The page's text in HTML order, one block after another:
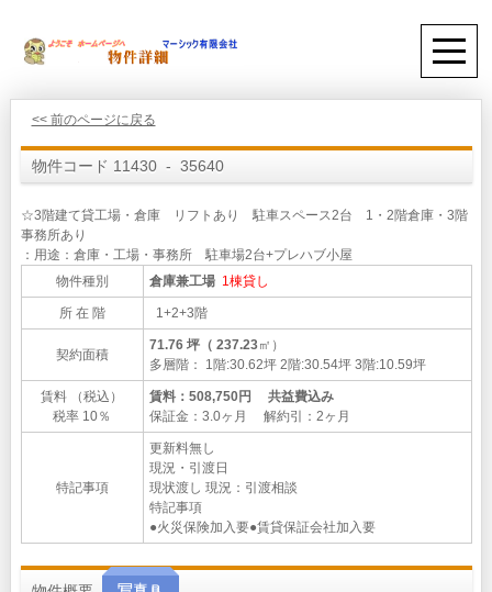
<< 前のページに戻る
物件コード 11430 - 35640
☆3階建て貸工場・倉庫 リフトあり 駐車スペース2台 1・2階倉庫・3階
事務所あり
：用途：倉庫・工場・事務所 駐車場2台+プレハブ小屋
物件種別
倉庫兼工場 1棟貸し
所 在 階 1+2+3階
契約面積
71.76 坪（ 237.23㎡）
多層階： 1階:30.62坪 2階:30.54坪 3階:10.59坪
賃料 （税込）
税率 10％
賃料：508,750円 共益費込み
保証金：3.0ヶ月 解約引：2ヶ月
特記事項
更新料無し
現況・引渡日
現状渡し 現況：引渡相談
特記事項
●火災保険加入要●賃貸保証会社加入要